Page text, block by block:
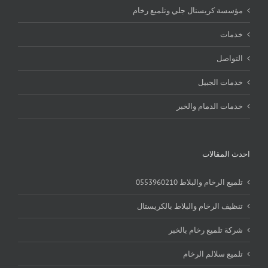
مؤسسة كريستال جلي وتلميع رخام
خدمات
التواصل
خدمات الجبيل
خدمات الدمام والخبر
احدث المقالات
تلميع الرخام والبلاط 0553960210
تنظيف الرخام والبلاط بالكريستال
شركة تلميع رخام بالخبر
تلميع سلالم الرخام